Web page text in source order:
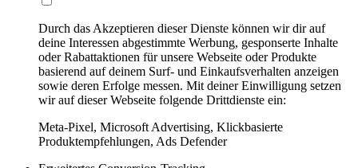
Durch das Akzeptieren dieser Dienste können wir dir auf
deine Interessen abgestimmte Werbung, gesponserte Inhalte
oder Rabattaktionen für unsere Webseite oder Produkte
basierend auf deinem Surf- und Einkaufsverhalten anzeigen
sowie deren Erfolge messen. Mit deiner Einwilligung setzen
wir auf dieser Webseite folgende Drittdienste ein:
Meta-Pixel, Microsoft Advertising, Klickbasierte
Produktempfehlungen, Ads Defender